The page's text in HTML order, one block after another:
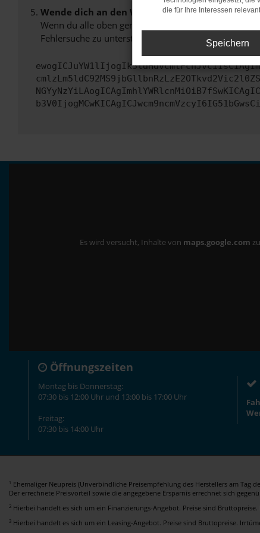
Wende dich an den Webseitenbetreiber.
Wenn du alle oben genannten Schritte versucht
Fehlersuche zu unterstützen:
Es wird versucht, Inhalte von maps.google.com
Öffnungszeiten
Montag bis Donnerstag:
07:30 bis 12:00 Uhr und 13:00 bis 17:00 Uhr
Freitag:
07:30 bis 14:00 Uhr
1 Ehemaliger Neupreis (Unverbindliche Preisempfehlung des Herstellers am Tag
Der errechnete Preisvorteil sowie die angegebene Ersparnis errechnet sich
2 Hierbei handelt es sich um ein Finanzierungs-Angebot. Preise sind
3 Hierbei handelt es sich um ein Leasing-Angebot. Preise sind Bruttopreise.
die für Ihre Interessen
Speichern